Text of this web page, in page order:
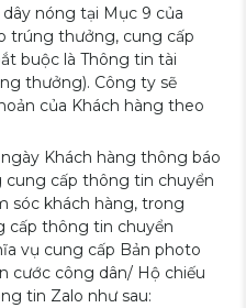
nóng tại Mục 9 của
trúng thưởng, cung cấp
buộc là Thông tin tài
thưởng). Công ty sẽ
của Khách hàng theo
Khách hàng thông báo
cấp thông tin chuyển
sóc khách hàng, trong
cấp thông tin chuyển
vụ cung cấp Bản photo
cước công dân/ Hộ chiếu
tin Zalo như sau: